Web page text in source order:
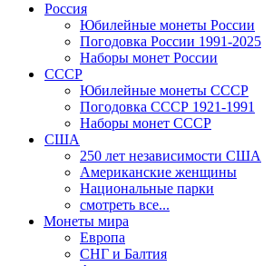
Россия
Юбилейные монеты России
Погодовка России 1991-2025
Наборы монет России
СССР
Юбилейные монеты СССР
Погодовка СССР 1921-1991
Наборы монет СССР
США
250 лет независимости США
Американские женщины
Национальные парки
смотреть все...
Монеты мира
Европа
СНГ и Балтия